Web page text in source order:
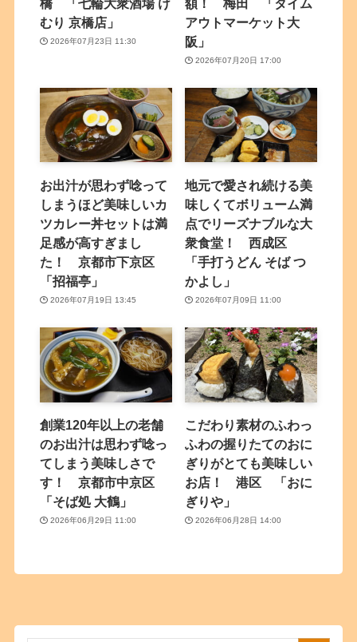
むり 京橋店」
2026年07月23日 11:30
アウトマーケット大
阪」
2026年07月20日 17:00
お出汁が思わず唸って
しまうほど美味しいカ
ツカレー丼セットは満
足感が高すぎまし
た！ 京都市下京区
「招福亭」
2026年07月19日 13:45
地元で愛され続ける美
味しくてボリューム満
点でリーズナブルな大
衆食堂！ 西成区
「手打うどん そば つ
かよし」
2026年07月09日 11:00
創業120年以上の老舗
のお出汁は思わず唸っ
てしまう美味しさで
す！ 京都市中京区
「そば処 大鶴」
2026年06月29日 11:00
こだわり素材のふわっ
ふわの握りたてのおに
ぎりがとても美味しい
お店！ 港区 「おに
ぎりや」
2026年06月28日 14:00